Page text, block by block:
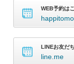
WEB予約は
LINEお友だ
line.me